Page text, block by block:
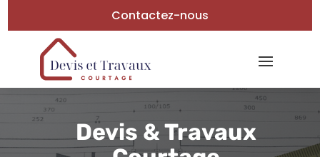
Contactez-nous
Devis & Travaux